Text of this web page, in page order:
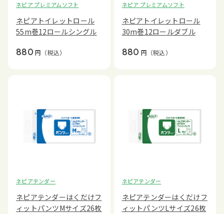
ネピア プレミアムソフト
ネピアトイレットロール
55m巻12ロールシングル
880 円 （税込）
ネピア プレミアムソフト
ネピアトイレットロール
30m巻12ロールダブル
880 円 （税込）
ネピアテンダー
ネピアテンダーはくだけフ
ィットパンツMサイズ26枚
ネピアテンダー
ネピアテンダーはくだけフ
ィットパンツLサイズ26枚